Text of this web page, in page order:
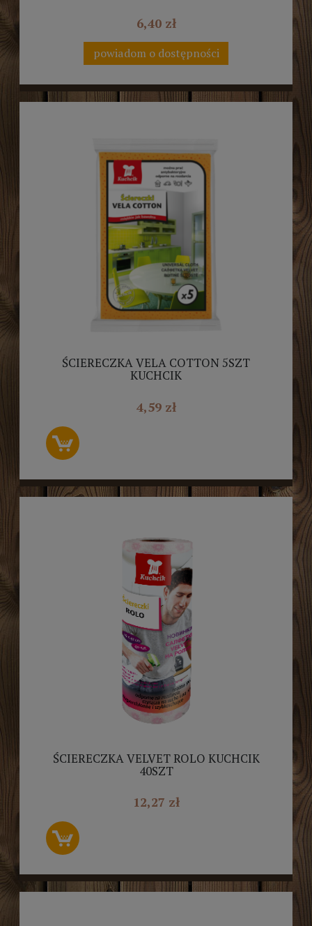
6,40 zł
powiadom o dostępności
ŚCIERECZKA VELA COTTON 5SZT
KUCHCIK
4,59 zł
ŚCIERECZKA VELVET ROLO KUCHCIK
40SZT
12,27 zł